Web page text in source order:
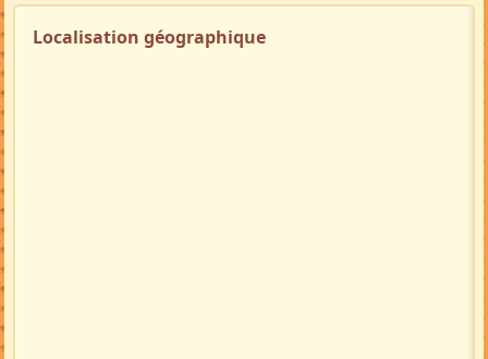
Localisation géographique